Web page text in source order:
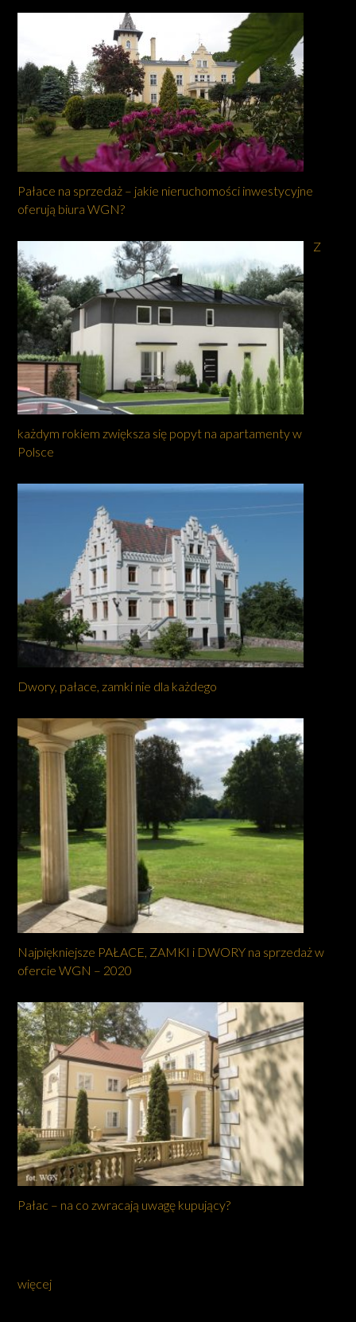
Pałace na sprzedaż – jakie nieruchomości inwestycyjne
oferują biura WGN?
Z
każdym rokiem zwiększa się popyt na apartamenty w
Polsce
Dwory, pałace, zamki nie dla każdego
Najpiękniejsze PAŁACE, ZAMKI i DWORY na sprzedaż w
ofercie WGN – 2020
Pałac – na co zwracają uwagę kupujący?
więcej